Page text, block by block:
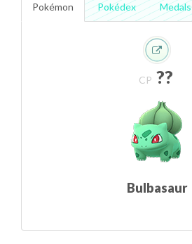
Pokémon Pokédex Medals
CP ??
Bulbasaur